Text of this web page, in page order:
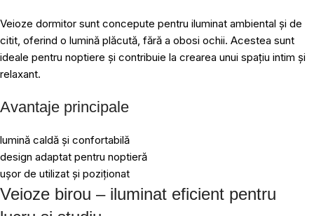
Veioze dormitor sunt concepute pentru iluminat ambiental și de
citit, oferind o lumină plăcută, fără a obosi ochii. Acestea sunt
ideale pentru noptiere și contribuie la crearea unui spațiu intim și
relaxant.
Avantaje principale
lumină caldă și confortabilă
design adaptat pentru noptieră
ușor de utilizat și poziționat
Veioze birou – iluminat eficient pentru